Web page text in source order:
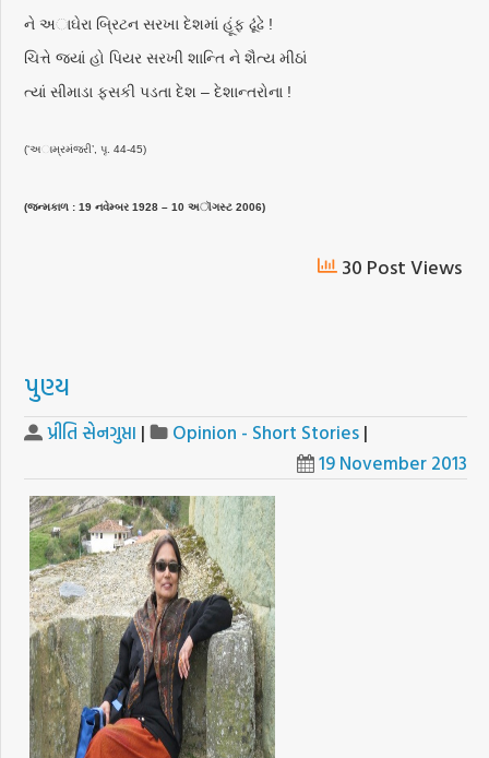
ને અાઘેરા બ્રિટન સરખા દેશમાં હૂંફ ઢૂંઢે !
ચિત્તે જ્યાં હો પિયર સરખી શાન્તિ ને શૈત્ય મીઠાં
ત્યાં સીમાડા ફસકી પડતા દેશ – દેશાન્તરોના !
(‘અામ્રમંજરી’, પૃ. 44-45)
(જન્મકાળ : 19 નવેમ્બર 1928 – 10 અૉગસ્ટ 2006)
30 Post Views
પુણ્ય
પ્રીતિ સેનગુપ્તા | Opinion - Short Stories |
19 November 2013